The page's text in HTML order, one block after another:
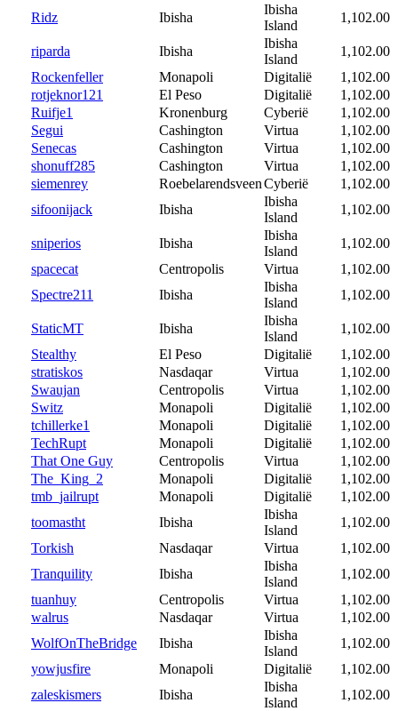
Ridz
Ibisha
Ibisha
Island
1,102.00
riparda Ibisha
Ibisha
Island
1,102.00
Rockenfeller
Monapoli Digitalië
1,102.00
rotjeknor121
El Peso Digitalië
1,102.00
Ruifje1
Kronenburg Cyberië
1,102.00
Segui
Cashington Virtua
1,102.00
Senecas
Cashington Virtua
1,102.00
shonuff285
Cashington Virtua
1,102.00
siemenrey
RoebelarendsveenCyberië
1,102.00
sifoonijack
Ibisha
Ibisha
Island
1,102.00
sniperios Ibisha
Ibisha
Island
1,102.00
spacecat
Centropolis Virtua
1,102.00
Spectre211
Ibisha
Ibisha
Island
1,102.00
StaticMT Ibisha
Ibisha
Island
1,102.00
Stealthy
El Peso Digitalië
1,102.00
stratiskos
Nasdaqar Virtua
1,102.00
Swaujan
Centropolis Virtua
1,102.00
Switz
Monapoli Digitalië
1,102.00
tchillerke1
Monapoli Digitalië
1,102.00
TechRupt
Monapoli Digitalië
1,102.00
That One Guy
Centropolis Virtua
1,102.00
The_King_2
Monapoli Digitalië
1,102.00
tmb_jailrupt
Monapoli Digitalië
1,102.00
toomastht
Ibisha
Ibisha
Island
1,102.00
Torkish
Nasdaqar Virtua
1,102.00
Tranquility
Ibisha
Ibisha
Island
1,102.00
tuanhuy
Centropolis Virtua
1,102.00
walrus
Nasdaqar Virtua
1,102.00
WolfOnTheBridge
Ibisha
Ibisha
Island
1,102.00
yowjusfire
Monapoli Digitalië
1,102.00
zaleskismers
Ibisha
Ibisha
Island
1,102.00